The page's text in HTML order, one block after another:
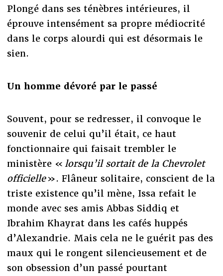
Plongé dans ses ténèbres intérieures, il
éprouve intensément sa propre médiocrité
dans le corps alourdi qui est désormais le
sien.
Un homme dévoré par le passé
Souvent, pour se redresser, il convoque le
souvenir de celui qu’il était, ce haut
fonctionnaire qui faisait trembler le
ministère « lorsqu’il sortait de la Chevrolet
officielle». Flâneur solitaire, conscient de la
triste existence qu’il mène, Issa refait le
monde avec ses amis Abbas Siddiq et
Ibrahim Khayrat dans les cafés huppés
d’Alexandrie. Mais cela ne le guérit pas des
maux qui le rongent silencieusement et de
son obsession d’un passé pourtant